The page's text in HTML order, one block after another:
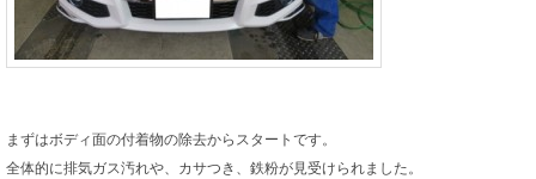
まずはボディ面の付着物の除去からスタートです。
全体的に排気ガス汚れや、カサつき、鉄粉が見受けられました。